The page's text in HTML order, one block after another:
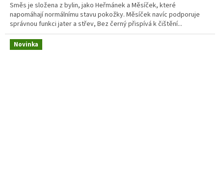
Směs je složena z bylin, jako Heřmánek a Měsíček, které
napomáhají normálnímu stavu pokožky. Měsíček navíc podporuje
správnou funkci jater a střev, Bez černý přispívá k čištění...
Novinka